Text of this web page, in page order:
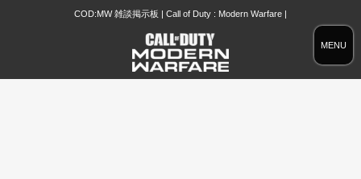
MENU
COD:MW 雑談掲示板 | Call of Duty : Modern Warfare |